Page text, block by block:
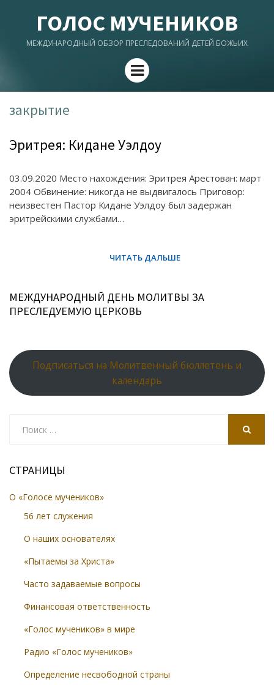
ГОЛОС МУЧЕНИКОВ
МЕЖДУНАРОДНЫЙ ОБЗОР ПРЕСЛЕДОВАНИЙ ДЕТЕЙ БОЖЬИХ
Menu
закрытие
Эритрея: Кидане Уэлдоу
03.09.2020 Место нахождения: Эритрея Арестован: март
2004 Обвинение: никогда не выдвигалось Приговор:
неизвестен Пастор Кидане Уэлдоу был задержан
эритрейскими службами…
МЕЖДУНАРОДНЫЙ ДЕНЬ МОЛИТВЫ ЗА
ПРЕСЛЕДУЕМУЮ ЦЕРКОВЬ
Подписаться на Молитвенный бюллетень и
календарь
СТРАНИЦЫ
О «Голосе мучеников»
56 лет служения
О наших основателях
«Пытаемы за Христа»
Часто задаваемые вопросы
Финансовая ответственность
«Голос мучеников» в мире
Радио «Голос мучеников»
Определение несвободной страны